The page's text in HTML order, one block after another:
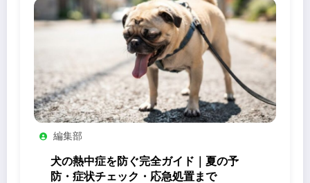
編集部
犬の熱中症を防ぐ完全ガイド｜夏の予
防・症状チェック・応急処置まで